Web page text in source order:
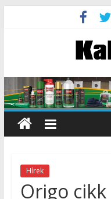
Hírek
Origo cikk